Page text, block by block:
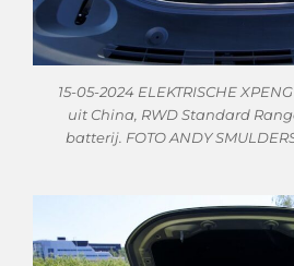
15-05-2024 ELEKTRISCHE
uit China, RWD Standard
batterij. FOTO ANDY